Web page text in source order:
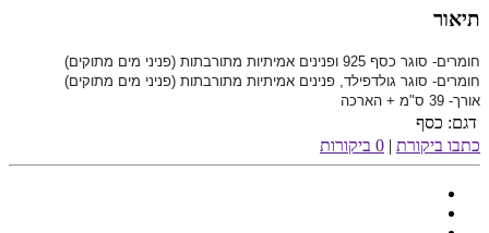
תיאור
חומרים- סוגר כסף 925 ו
פנינים אמיתיות מתורבתות (פניני מים מתוקים)
חומרים- סוגר גולדפילד, פנינים אמיתיות מתורבתות (פניני מים מתוקים)
אורך- 39 ס"מ + הארכה
דגם: כסף
כתבו ביקורת | 0 ביקורות